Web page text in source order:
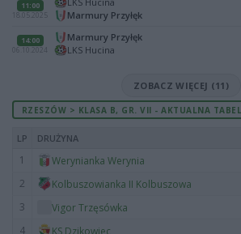
11:00
18.05.2025
Marmury Przyłęk
14:00
06.10.2024
Marmury Przyłęk
LKS Hucina
ZOBACZ WIĘCEJ (11)
RZESZÓW > KLASA B, GR. VII - AKTUALNA
LP DRUŻYNA
1 Werynianka Werynia
2
Kolbuszowianka II Kolbuszowa
3
Vigor Trzęsówka
4
KS Dzikowiec